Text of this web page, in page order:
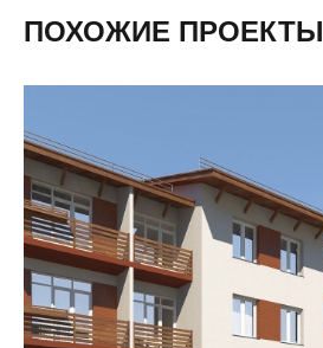
ПОХОЖИЕ ПРОЕКТЫ